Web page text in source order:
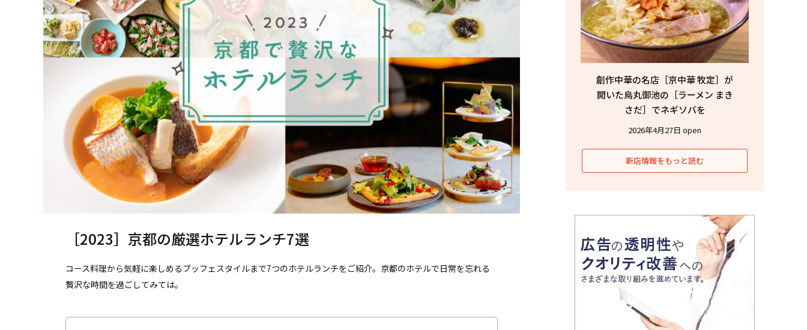
［2023］京都の厳選ホテルランチ7選
コース料理から気軽に楽しめるブッフェスタイルまで7つのホテルランチをご紹介。京都のホテルで日常を忘れる
贅沢な時間を過ごしてみては。
創作中華の名店［京中華 牧定］が
開いた烏丸御池の［ラーメン まき
さだ］でネギソバを
2026年4月27日 open
新店情報をもっと読む